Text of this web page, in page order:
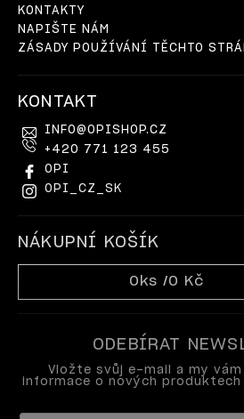
KONTAKTY
NAPIŠTE NÁM
ZÁSADY POUŽÍVÁNÍ TĚCHTO
KONTAKT
INFO@OPISHOP.CZ
+420 771 123 455
OPI
OPI_CZ_SK
NÁKUPNÍ KOŠÍK
0 ks /0 Kč
ODEBÍRAT
Vložte svůj e-mail a my
informace o nových produktech